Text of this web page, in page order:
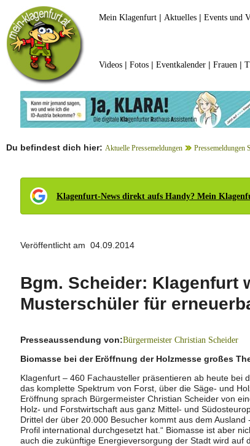
Mein Klagenfurt| Aktuelles| Events und
Videos| Fotos| Eventkalender| Frauen |
Du befindest dich hier: Aktuelle Pressemeldungen Pressemeldungen
Klagenfurt-News direkt aufs Handy? Mein
Veröffentlicht am 04.09.2014
Bgm. Scheider: Klagenfurt
Musterschüler für
Presseaussendung von:Bürgermeister Christian Scheider
Biomasse bei der Eröffnung der Holzmesse großes
Klagenfurt – 460 Fachausteller präsentieren ab heute bei
das komplette Spektrum von Forst, über die Säge- und
Eröffnung sprach Bürgermeister Christian Scheider von
Holz- und Forstwirtschaft aus ganz Mittel- und
Drittel der über 20.000 Besucher kommt aus dem
Profil international durchgesetzt hat.“ Biomasse ist aber
auch die zukünftige Energieversorgung der Stadt wird auf